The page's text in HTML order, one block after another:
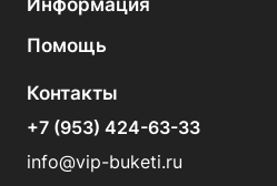
Информация
Помощь
Контакты
+7 (953) 424-63-33
info@vip-buketi.ru